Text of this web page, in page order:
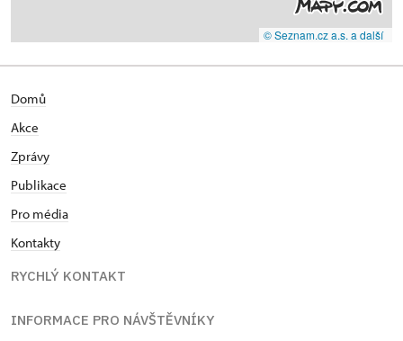
© Seznam.cz a.s. a další
Domů
Akce
Zprávy
Publikace
Pro média
Kontakty
RYCHLÝ KONTAKT
INFORMACE PRO NÁVŠTĚVNÍKY